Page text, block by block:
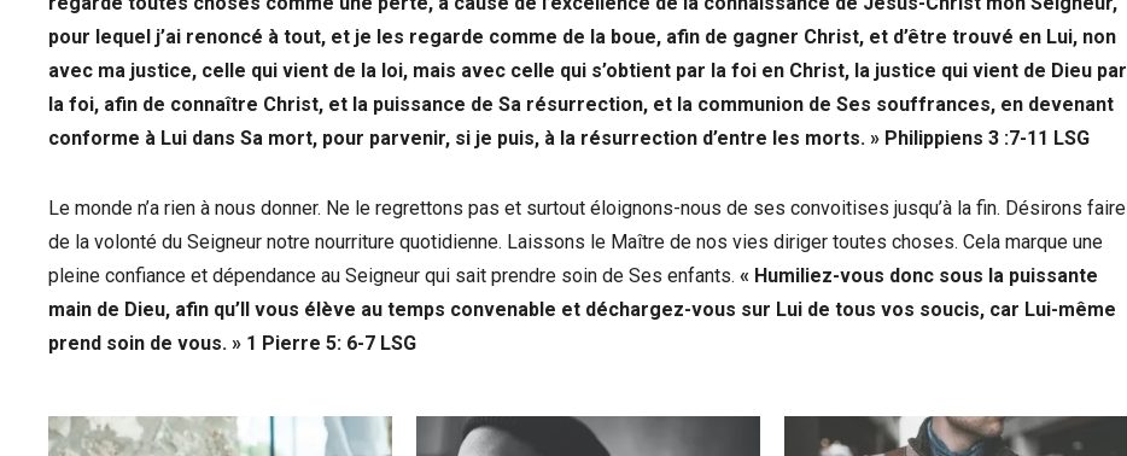
pour lequel j’ai renoncé à tout, et je les regarde comme de la boue, afin de gagner Christ, et d’être trouvé en Lui, non
avec ma justice, celle qui vient de la loi, mais avec celle qui s’obtient par la foi en Christ, la justice qui vient de Dieu par
la foi, afin de connaître Christ, et la puissance de Sa résurrection, et la communion de Ses souffrances, en devenant
conforme à Lui dans Sa mort, pour parvenir, si je puis, à la résurrection d’entre les morts. » Philippiens 3 :7-11 LSG
Le monde n’a rien à nous donner. Ne le regrettons pas et surtout éloignons-nous de ses convoitises jusqu’à la fin. Désirons faire
de la volonté du Seigneur notre nourriture quotidienne. Laissons le Maître de nos vies diriger toutes choses. Cela marque une
pleine confiance et dépendance au Seigneur qui sait prendre soin de Ses enfants. « Humiliez-vous donc sous la puissante
main de Dieu, afin qu’Il vous élève au temps convenable et déchargez-vous sur Lui de tous vos soucis, car Lui-même
prend soin de vous. » 1 Pierre 5: 6-7 LSG